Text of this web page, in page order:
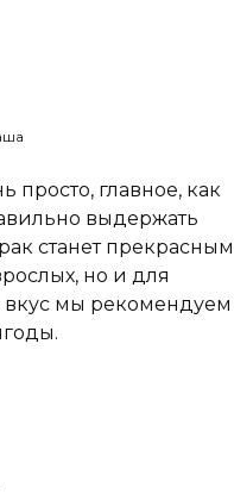
просто, главное, как
выдержать
станет прекрасным
но и для
вкус мы рекомендуем